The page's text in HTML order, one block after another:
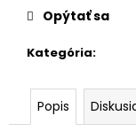
cena:
Kategória:
Opýtať sa
Popis
p
a